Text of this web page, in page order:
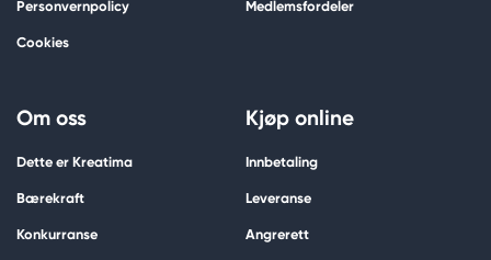
Personvernpolicy
Cookies
Medlemsfordeler
Om oss
Dette er Kreatima
Bærekraft
Konkurranse
Kjøp online
Innbetaling
Leveranse
Angrerett